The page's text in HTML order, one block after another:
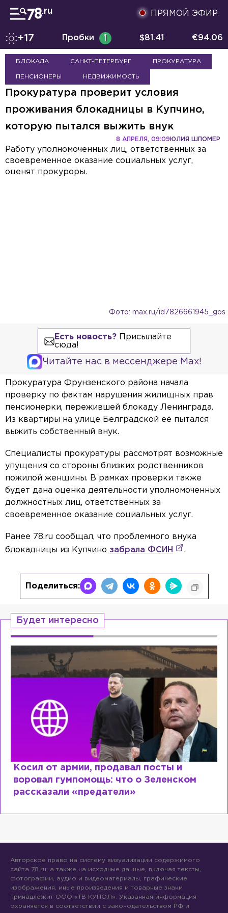
ПРЯМОЙ ЭФИР
+17 Пробки 1 $81.41 €94.06
БЛОКАДА САНКТ-ПЕТЕРБУРГ ПРОКУРАТУРА
ПЕНСИОНЕРЫ НЕДВИЖИМОСТЬ
Прокуратура проверит условия
проживания блокадницы в Купчино,
которую пытался выжить внук
ЮЛИЯ ШПОМЕР
8 АПРЕЛЯ, 09:09
Работу уполномоченных лиц, ответственных за
своевременное оказание социальных услуг,
оценят прокуроры.
Фото: max.ru/id7826661945_gos
Есть новость?Присылайте
сюда!
Читайте нас в мессенджере Max!
Прокуратура Фрунзенского района начала
проверку по фактам нарушения жилищных прав
пенсионерки, пережившей блокаду Ленинграда.
Из квартиры на улице Белградской её пытался
выжить собственный внук.
Специалисты прокуратуры рассмотрят возможные
упущения со стороны близких родственников
пожилой женщины. В рамках проверки также
будет дана оценка деятельности уполномоченных
должностных лиц, ответственных за
своевременное оказание социальных услуг.
Ранее 78.ru сообщал, что проблемного внука
блокадницы из Купчино забрала ФСИН .
Поделиться:
Будет интересно
Косил от армии, продавал посты и
воровал гумпомощь: что о Зеленском
рассказали «предатели»
Авторское право на систему визуализации содержимого
сайта 78.ru, а также на исходные данные, включая тексты,
фотографии, аудио и видеоматериалы, графические
изображения, иные произведения и товарные знаки
принадлежит ООО «ТВ КУПОЛ». Указанная информация
охраняется в соответствии с законодательством РФ и